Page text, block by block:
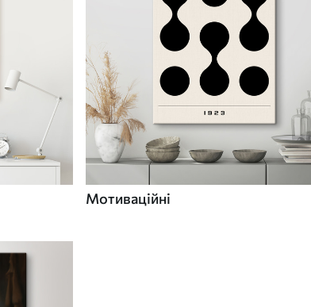
Мотиваційні